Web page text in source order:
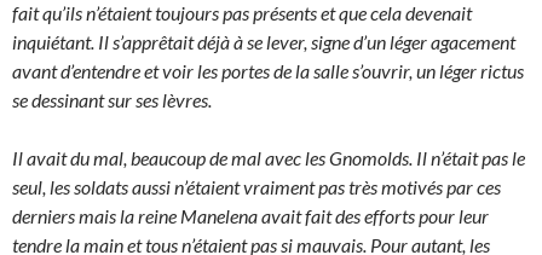
fait qu’ils n’étaient toujours pas présents et que cela devenait
inquiétant. Il s’apprêtait déjà à se lever, signe d’un léger agacement
avant d’entendre et voir les portes de la salle s’ouvrir, un léger rictus
se dessinant sur ses lèvres.
Il avait du mal, beaucoup de mal avec les Gnomolds. Il n’était pas le
seul, les soldats aussi n’étaient vraiment pas très motivés par ces
derniers mais la reine Manelena avait fait des efforts pour leur
tendre la main et tous n’étaient pas si mauvais. Pour autant, les